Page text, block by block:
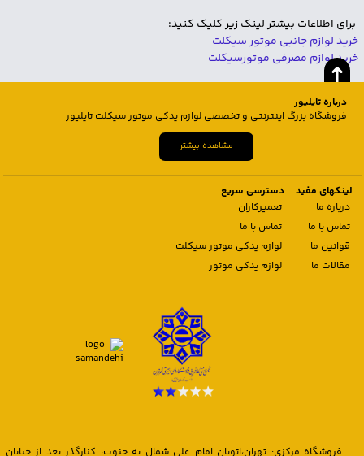
برای اطلاعات بیشتر لینک زیر کلیک کنید:
خرید لوازم جانبی موتور سیکلت
خرید لوازم مصرفی موتورسیکلت
درباره تایلیور
فروشگاه بزرگ اینترنتی و تخصصی لوازم یدکی موتور سیکلت تایلیور
مشاهده بیشتر
لینکهای مفید
درباره ما
تماس با ما
قوانین ما
مقالات ما
دسترسی سریع
تعمیرکاران
تماس با ما
لوازم یدکی موتور سیکلت
لوازم یدکی موتور
فروشگاه مرکزی: تهران،اتوبان امام علی شمال به جنوب، کنارگذر بعد از خیابان